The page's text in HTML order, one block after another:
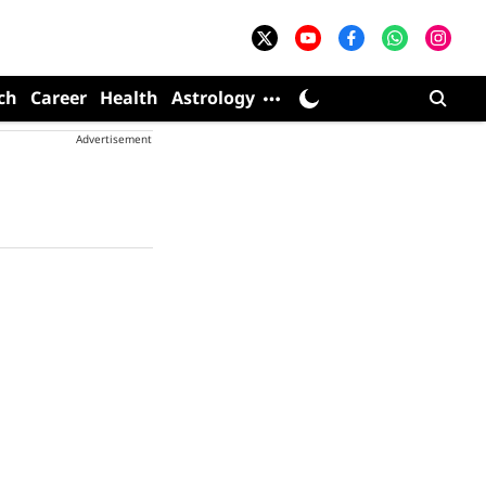
Career Health Astrology
Advertisement